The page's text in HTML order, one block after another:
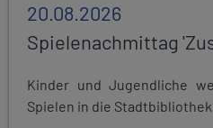
20.08.2026
Spielenachmittag
Kinder und Jugendliche
Spielen in die Stadtbibliothek